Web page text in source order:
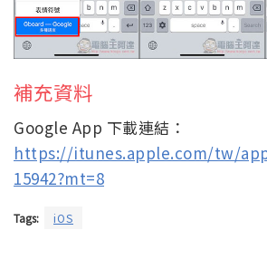
補充資料
Google App 下載連結：
https://itunes.apple.com/tw/
15942?mt=8
Tags: iOS